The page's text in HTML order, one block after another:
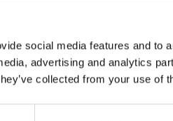
social media features and to
advertising and analytics
collected from your use of